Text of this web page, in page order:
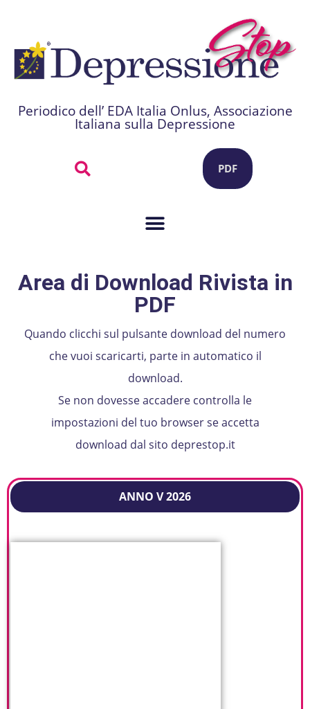
Periodico dell’ EDA Italia Onlus, Associazione
Italiana sulla Depressione
PDF
Area di Download Rivista in
PDF
Quando clicchi sul pulsante download del numero
che vuoi scaricarti, parte in automatico il
download.
Se non dovesse accadere controlla le
impostazioni del tuo browser se accetta
download dal sito deprestop.it
ANNO V 2026